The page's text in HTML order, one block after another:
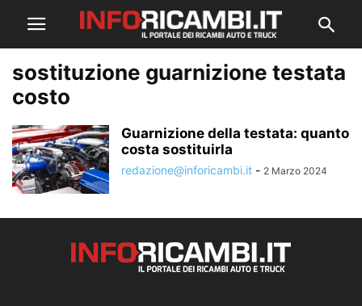
sostituzione guarnizione testata
costo
Guarnizione della testata: quanto
costa sostituirla
redazione@inforicambi.it - 2 Marzo 2024